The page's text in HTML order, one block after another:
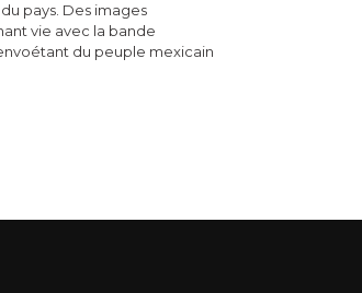
pays. Des images
vie avec la bande
du peuple mexicain